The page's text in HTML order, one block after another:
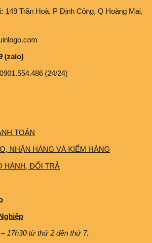
149 Trần Hoà, P Định Công, Q Hoàng Mai,
(zalo)
(24/24)
TOÁN
NHẬN HÀNG VÀ KIỂM HÀNG
HÀNH, ĐỔI TRẢ
17h30 từ thứ 2 đến thứ 7.